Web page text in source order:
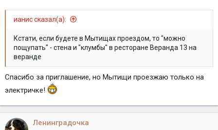
ианис сказал(а):
Кстати, если будете в Мытищах проездом, то "можно
пощупать" - стена и "клумбы" в ресторане Веранда 13 на
веранде
Спасибо за приглашение, но Мытищи проезжаю только на
электричке!
Ленинградочка